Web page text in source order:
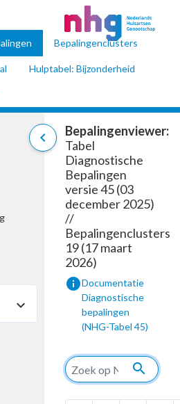
Bepalingenclusters
Hulptabel: Bijzonderheid
chevron_left
Bepalingenviewer:
Tabel
Diagnostische
Bepalingen
versie 45 (03
december 2025)
//
Bepalingenclusters
19 (17 maart
2026)
infoDocumentatie
Diagnostische
bepalingen
(NHG-Tabel 45)
search